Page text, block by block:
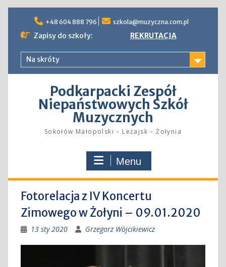
content
+48 604 888 796 szkola@muzyczna.com.pl
Zapisy do szkoły: REKRUTACJA
Na skróty
Podkarpacki Zespół
Niepaństwowych Szkół
Muzycznych
Sokołów Małopolski – Leżajsk – Żołynia
Menu
Fotorelacja z IV Koncertu
Zimowego w Żołyni – 09.01.2020
13 sty 2020 Grzegorz Wójcikiewicz